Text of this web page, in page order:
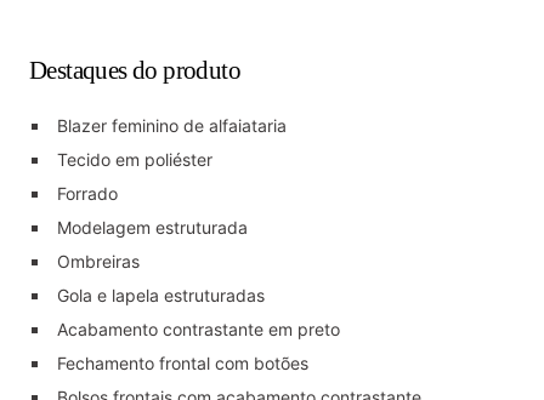
Destaques do produto
Blazer feminino de alfaiataria
Tecido em poliéster
Forrado
Modelagem estruturada
Ombreiras
Gola e lapela estruturadas
Acabamento contrastante em preto
Fechamento frontal com botões